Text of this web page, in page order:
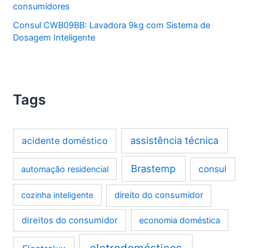
consumidores
Consul CWB09BB: Lavadora 9kg com Sistema de
Dosagem Inteligente
Tags
acidente doméstico assistência técnica
automação residencial Brastemp consul
cozinha inteligente direito do consumidor
direitos do consumidor economia doméstica